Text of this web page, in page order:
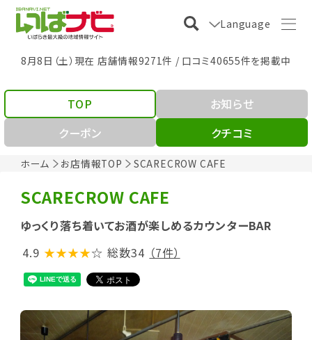
Language
8月8日（土）現在 店舗情報9271件 / 口コミ40655件を掲載中
ホーム お店情報TOP SCARECROW CAFE
TOP
お知らせ
クーポン
クチコミ
SCARECROW CAFE
ゆっくり落ち着いてお酒が楽しめるカウンターBAR
4.9 ★★★★☆ 総数34 （7件）